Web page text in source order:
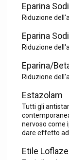
Eparina
Riduzione
Eparina
Riduzione
Eparina/
Riduzione
Estazolam
Tutti gli
nervoso come
dare effetto
Etile